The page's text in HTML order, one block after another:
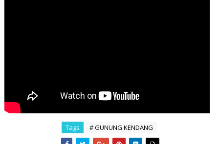
Tags # GUNUNG KENDANG